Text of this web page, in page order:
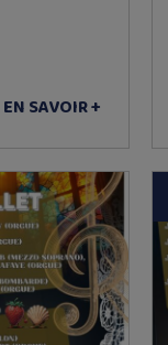
EN SAVOIR +